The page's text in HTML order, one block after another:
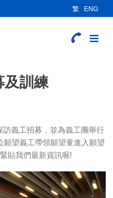
繁 ENG
及訓練
訪義工招募，並為義工團舉行
願望義工帶領願望童進入願望
貼我們最新資訊喔!